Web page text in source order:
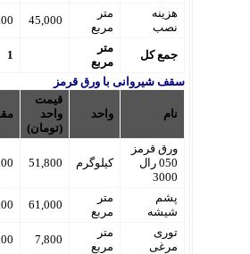
هزینه
نصب
متر
مربع
45,000
جمع کل
متر
مربع
1
سقف شیروانی با ورق قرمز
نام واحد
قیمت
واحد
(تومان)
ورق قرمز
050 رال
3000
کیلوگرم 51,800
پشم
شیشه
متر
مربع
61,000
توری
مرغی
متر
مربع
7,800